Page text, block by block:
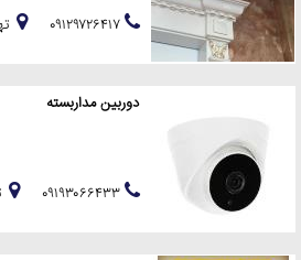
دوربین مداربسته